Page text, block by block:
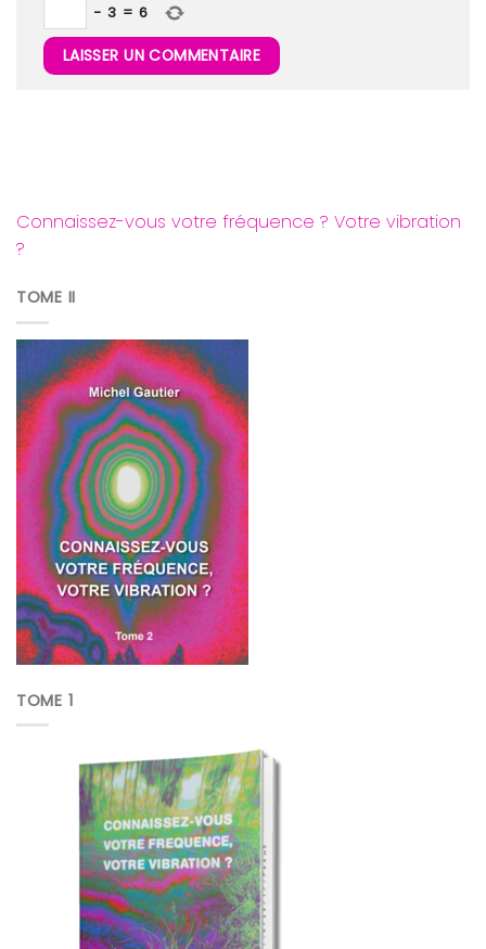
Connaissez-vous votre fréquence ? Votre vibration
?
TOME II
TOME 1
− 3 = 6